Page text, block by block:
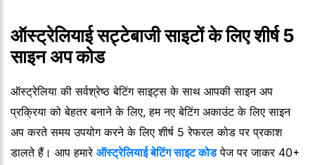
ऑस्ट्रेलियाई सट्टेबाजी साइटों के लिए शीर्ष 5
साइन अप कोड
ऑस्ट्रेलिया की सर्वश्रेष्ठ बेटिंग साइट्स के साथ आपकी साइन अप
प्रक्रिया को बेहतर बनाने के लिए, हम नए बेटिंग अकाउंट के लिए साइन
अप करते समय उपयोग करने के लिए शीर्ष 5 रेफरल कोड पर प्रकाश
डालते हैं। आप हमारे ऑस्ट्रेलियाई बेटिंग साइट कोडपेज पर जाकर 40+